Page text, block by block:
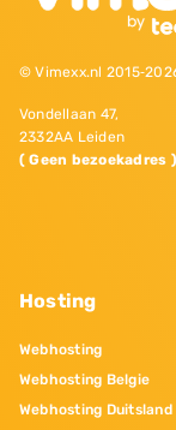
© Vimexx.nl
Vondellaan 47,
2332AA Leiden
( Geen bezoekadres )
Hosting
Webhosting
Webhosting Belgie
Webhosting Duitsland